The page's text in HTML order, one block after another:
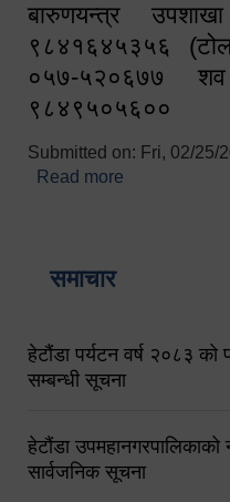
बारुणयन्त्र
९८४१६४५३५६
०५७-५२०६७७
९८४९५०५६००
Submitted on: Fri, 02/25/
Read more
समाचार
हेटौंडा पर्यटन वर्ष २०८३ को
सम्बन्धी सूचना
हेटौंडा उपमहानगरपालिकाको
सार्वजनिक सूचना